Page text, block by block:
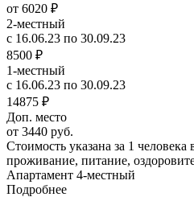
от 6020 ₽
2-местный
с 16.06.23 по 30.09.23
8500 ₽
1-местный
с 16.06.23 по 30.09.23
14875 ₽
Доп. место
от 3440 руб.
Стоимость указана за 1
проживание, питание,
Апартамент 4-местный
Подробнее